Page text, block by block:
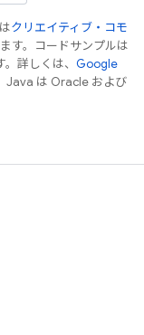
クリエイティブ・コモ
す。コードサンプルは
詳しくは、 Google
Java は Oracle および